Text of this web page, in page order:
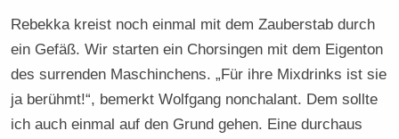
Rebekka kreist noch einmal mit dem Zauberstab durch
ein Gefäß. Wir starten ein Chorsingen mit dem Eigenton
des surrenden Maschinchens. „Für ihre Mixdrinks ist sie
ja berühmt!“, bemerkt Wolfgang nonchalant. Dem sollte
ich auch einmal auf den Grund gehen. Eine durchaus